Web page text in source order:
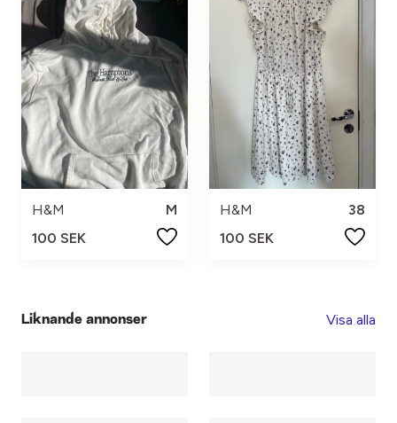
H&M
M
100 SEK
H&M
38
100 SEK
Liknande annonser Visa alla